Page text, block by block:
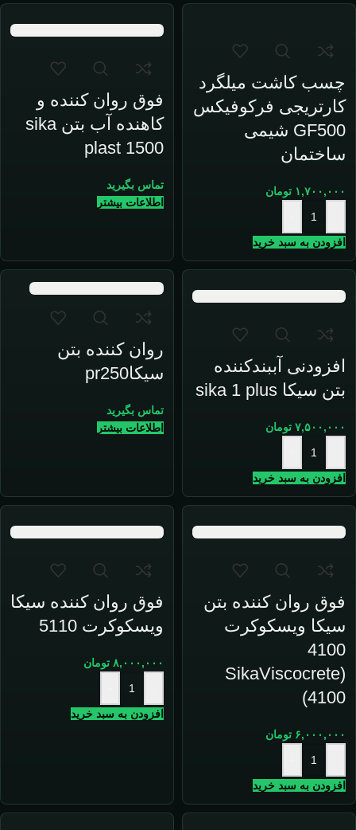
چسب کاشت میلگرد
کارتریجی فرکوفیکس
GF500 شیمی
ساختمان
۱,۷۰۰,۰۰۰ تومان
افزودن به سبد خرید
فوق روان کننده و
کاهنده آب بتن sika
plast 1500
تماس بگیرید
اطلاعات بیشتر
افزودنی آببندکننده
بتن سیکا sika 1 plus
۷,۵۰۰,۰۰۰ تومان
افزودن به سبد خرید
روان کننده بتن
سیکاpr250
تماس بگیرید
اطلاعات بیشتر
فوق روان کننده بتن
سیکا ویسکوکرت
4100
(SikaViscocrete
4100)
۶,۰۰۰,۰۰۰ تومان
افزودن به سبد خرید
فوق روان کننده سیکا
ویسکوکرت 5110
۸,۰۰۰,۰۰۰ تومان
افزودن به سبد خرید